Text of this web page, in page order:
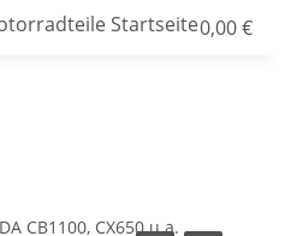
0,00 €